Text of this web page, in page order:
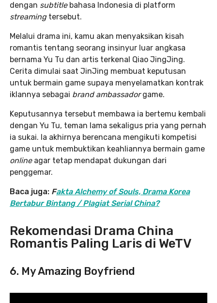
dengan subtitle bahasa Indonesia di platform
streaming tersebut.
Melalui drama ini, kamu akan menyaksikan kisah
romantis tentang seorang insinyur luar angkasa
bernama Yu Tu dan artis terkenal Qiao JingJing.
Cerita dimulai saat JinJing membuat keputusan
untuk bermain game supaya menyelamatkan kontrak
iklannya sebagai brand ambassadorgame.
Keputusannya tersebut membawa ia bertemu kembali
dengan Yu Tu, teman lama sekaligus pria yang pernah
ia sukai. Ia akhirnya berencana mengikuti kompetisi
game untuk membuktikan keahliannya bermain game
onlineagar tetap mendapat dukungan dari
penggemar.
Baca juga: Fakta Alchemy of Souls, Drama Korea
Bertabur Bintang / Plagiat Serial China?
Rekomendasi Drama China
Romantis Paling Laris di WeTV
6. My Amazing Boyfriend